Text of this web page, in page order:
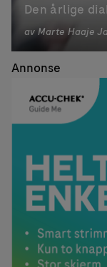
Den årlige
avMarte Haaje
Annonse